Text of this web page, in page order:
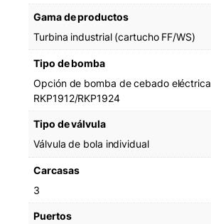
Gama de productos
Turbina industrial (cartucho FF/WS)
Tipo de bomba
Opción de bomba de cebado eléctrica
RKP1912/RKP1924
Tipo de válvula
Válvula de bola individual
Carcasas
3
Puertos